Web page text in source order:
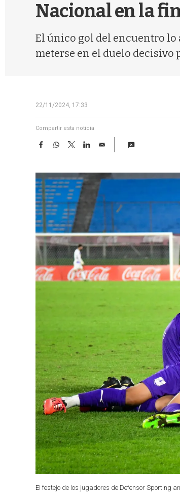
Nacional en la
El único gol del encuentro lo
meterse en el duelo decisivo
22/11/2024, 17:33
Compartir esta noticia
F
e
b
o
o
k
W
t
s
A
p
p
T
w
t
t
e
r
L
k
e
n
E
i
l
El festejo de los jugadores de Defensor Sporting